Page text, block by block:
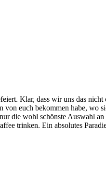
Klar, dass wir uns das
von euch bekommen habe, wo
die wohl schönste Auswahl
trinken. Ein absolutes